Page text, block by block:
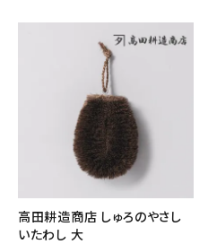
高田耕造商店 しゅろのやさし
いたわし 大